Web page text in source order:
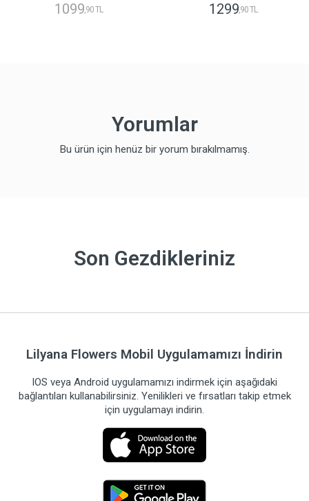
1099,90 TL 1299,90 TL
Yorumlar
Bu ürün için henüz bir yorum bırakılmamış.
Son Gezdikleriniz
Lilyana Flowers Mobil Uygulamamızı İndirin
IOS veya Android uygulamamızı indirmek için aşağıdaki
bağlantıları kullanabilirsiniz. Yenilikleri ve fırsatları takip etmek
için uygulamayı indirin.